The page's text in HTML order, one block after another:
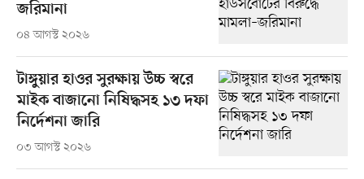
জরিমানা
০৪ আগস্ট ২০২৬
টাঙ্গুয়ার হাওর সুরক্ষায় উচ্চ স্বরে
মাইক বাজানো নিষিদ্ধসহ ১৩ দফা
নির্দেশনা জারি
০৩ আগস্ট ২০২৬